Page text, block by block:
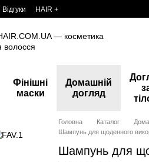
Відгуки HAIR +
Фінішні
маски
Домашній
догляд
Головна Каталог
Шампунь для щоденного
Шампунь для